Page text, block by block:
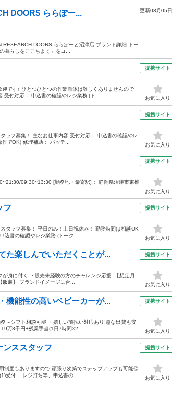
DOORS ららぽー...
RESEARCH DOORS ららぽーと沼津店 ブランド詳細 トー
暮らしをここちよく」をコ...
更新08月05日
です♪ ひとつひとつの作業自体は難しくありませんので
付対応： 申込書の確認やレジ業務 (ト...
提携サイト
お気に入り
ッフ募集！ 主なお仕事内容 受付対応： 申込書の確認やレ
でOK) 修理補助： バッテ...
提携サイト
お気に入り
09:30~13:30 [勤務地・最寄駅]： 静岡県沼津市東椎
提携サイト
お気に入り
フ
タッフ募集！ 平日のみ！土日祝休み！ 勤務時間は相談OK
書の確認やレジ業務 (トーク...
提携サイト
お気に入り
た楽しんでいただくことが...
身に付く ・販売未経験の方のチャレンジ応援! 【想定月
装】 ブランドイメージに合...
提携サイト
お気に入り
機能性の高いベビーカーが...
～シフト相談可能 ・嬉しい前払い対応あり!急な出費も安
万8千円+残業手当(1日7時間×2...
提携サイト
お気に入り
ススタッフ
制度もありますので 頑張り次第でステップアップも可能◎
受付 レジ打ち等、申込書の...
提携サイト
お気に入り